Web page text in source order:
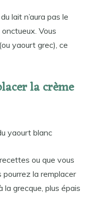
lait n’aura pas le
Vous
yaourt grec), ce
la crème
yaourt blanc
ou que vous
la remplacer
grecque, plus épais